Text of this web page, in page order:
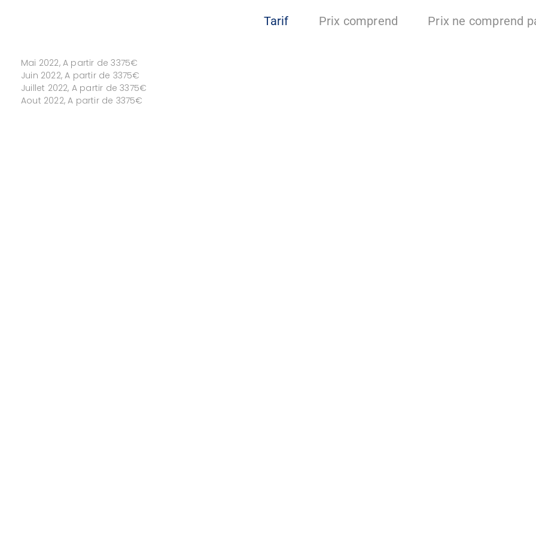
Tarif Prix comprend Prix ne comprend
Mai 2022, A partir de 3375€
Juin 2022, A partir de 3375€
Juillet 2022, A partir de 3375€
Aout 2022, A partir de 3375€